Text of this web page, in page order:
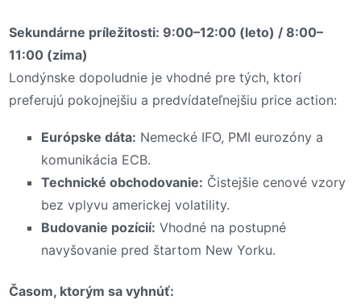
Sekundárne príležitosti: 9:00–12:00 (leto) / 8:00–
11:00 (zima)
Londýnske dopoludnie je vhodné pre tých, ktorí
preferujú pokojnejšiu a predvídateľnejšiu price action:
Európske dáta: Nemecké IFO, PMI eurozóny a
komunikácia ECB.
Technické obchodovanie: Čistejšie cenové vzory
bez vplyvu americkej volatility.
Budovanie pozícií: Vhodné na postupné
navyšovanie pred štartom New Yorku.
Časom, ktorým sa vyhnúť: